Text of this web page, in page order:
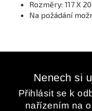
Rozměry: 117 X
Na požádání
Nenech si
Přihlásit se k
nařízením na